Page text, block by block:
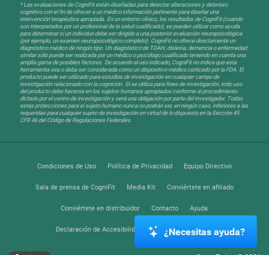
* Las evaluaciones de CogniFit están diseñadas para detectar alteraciones y deterioro
cognitivo con el fin de ofrecer a un médico información pertinente para diseñar una
intervención terapéutica apropiada. En un entorno clínico, los resultados de CogniFit (cuando
son interpretados por un profesional de la salud cualificado), se pueden utilizar como ayuda
para determinar si un individuo debe ser dirigido a una posterior evaluación neuropsicológica
(por ejemplo, un examen neuropsicológico completo). CogniFit no ofrece directamente un
diagnóstico médico de ningún tipo. Un diagnóstico de TDAH, dislexia, demencia o enfermedad
similar sólo puede ser realizada por un médico o psicólogo cualificado teniendo en cuenta una
amplia gama de posibles factores. De acuerdo al uso indicado, CogniFit no indica que esta
herramienta sea o deba ser considerada como un dispositivo médico certicado por la FDA. El
producto puede ser utilizado para estudios de investigación en cualquier campo de
investigación relacionado con la cognición. Si se utiliza para fines de investigación, todo uso
del producto debe hacerse en los sujetos humanos apropiados conforme al procedimiento
dictado por el centro de investigación y será una obligación por parte del investigador. Todas
estas protecciones para el sujeto humano nunca no podrán ser, en ningún caso, inferiores a las
requeridas para cualquier sujeto de investigación en virtud de lo dispuesto en la Sección 45
CFR 46 del Código de Regulaciones Federales.
Condiciones de Uso Política de Privacidad Equipo Directivo
Sala de prensa de CogniFit Media Kit Conviértete en afiliado
Conviértete en distribuidor Contacto Ayuda
Declaración de Accesibilidad Centro de Confianza
¿Necesitas ayuda?